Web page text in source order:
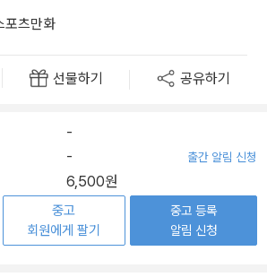
포츠만화
선물하기 공유하기
-
- 출간 알림 신청
6,500원
중고
회원에게 팔기
중고 등록
알림 신청